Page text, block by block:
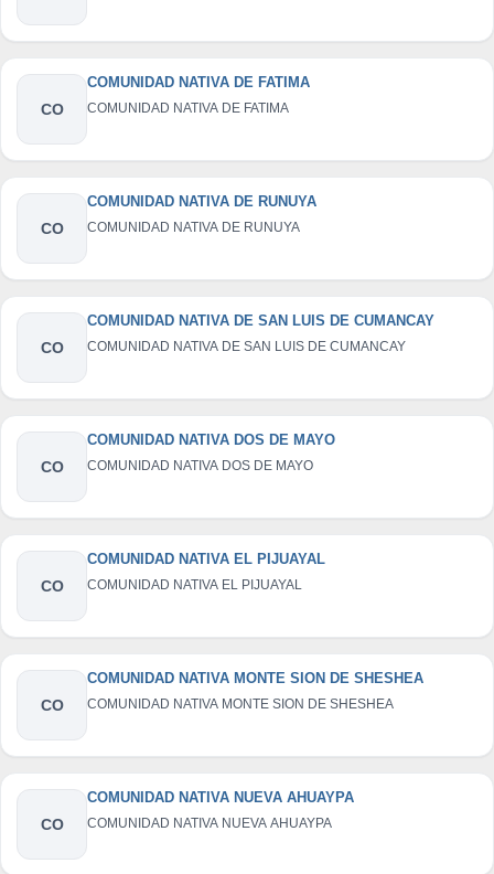
CO
COMUNIDAD NATIVA DE FATIMA
COMUNIDAD NATIVA DE FATIMA
CO
COMUNIDAD NATIVA DE RUNUYA
COMUNIDAD NATIVA DE RUNUYA
CO
COMUNIDAD NATIVA DE SAN LUIS DE CUMANCAY
COMUNIDAD NATIVA DE SAN LUIS DE CUMANCAY
CO
COMUNIDAD NATIVA DOS DE MAYO
COMUNIDAD NATIVA DOS DE MAYO
CO
COMUNIDAD NATIVA EL PIJUAYAL
COMUNIDAD NATIVA EL PIJUAYAL
CO
COMUNIDAD NATIVA MONTE SION DE SHESHEA
COMUNIDAD NATIVA MONTE SION DE SHESHEA
CO
COMUNIDAD NATIVA NUEVA AHUAYPA
COMUNIDAD NATIVA NUEVA AHUAYPA